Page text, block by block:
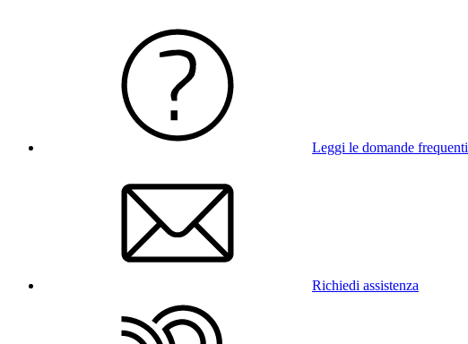
Leggi le domande frequenti
Richiedi assistenza